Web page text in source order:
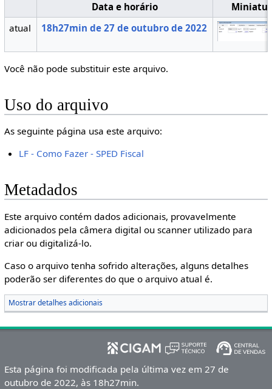
Data e horário
atual
18h27min de 27 de outubro de 2022
Você não pode substituir este arquivo.
Uso do arquivo
As seguinte página usa este arquivo:
LF - Como Fazer - SPED Fiscal
Metadados
Este arquivo contém dados adicionais, provavelmente
adicionados pela câmera digital ou scanner utilizado para
criar ou digitalizá-lo.
Caso o arquivo tenha sofrido alterações, alguns detalhes
poderão ser diferentes do que o arquivo atual é.
Mostrar detalhes adicionais
Esta página foi modificada pela última vez em 27 de
outubro de 2022, às 18h27min.